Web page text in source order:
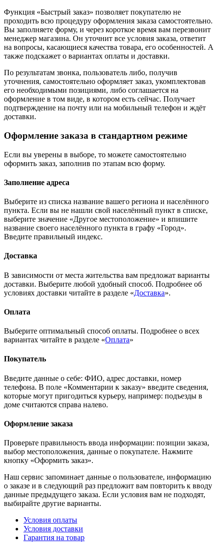
Функция «Быстрый заказ» позволяет покупателю не
проходить всю процедуру оформления заказа самостоятельно.
Вы заполняете форму, и через короткое время вам перезвонит
менеджер магазина. Он уточнит все условия заказа, ответит
на вопросы, касающиеся качества товара, его особенностей. А
также подскажет о вариантах оплаты и доставки.
По результатам звонка, пользователь либо, получив
уточнения, самостоятельно оформляет заказ, укомплектовав
его необходимыми позициями, либо соглашается на
оформление в том виде, в котором есть сейчас. Получает
подтверждение на почту или на мобильный телефон и ждёт
доставки.
Оформление заказа в стандартном режиме
Если вы уверены в выборе, то можете самостоятельно
оформить заказ, заполнив по этапам всю форму.
Заполнение адреса
Выберите из списка название вашего региона и населённого
пункта. Если вы не нашли свой населённый пункт в списке,
выберите значение «Другое местоположение» и впишите
название своего населённого пункта в графу «Город».
Введите правильный индекс.
Доставка
В зависимости от места жительства вам предложат варианты
доставки. Выберите любой удобный способ. Подробнее об
условиях доставки читайте в разделе «Доставка».
Оплата
Выберите оптимальный способ оплаты. Подробнее о всех
вариантах читайте в разделе «Оплата»
Покупатель
Введите данные о себе: ФИО, адрес доставки, номер
телефона. В поле «Комментарии к заказу» введите сведения,
которые могут пригодиться курьеру, например: подъезды в
доме считаются справа налево.
Оформление заказа
Проверьте правильность ввода информации: позиции заказа,
выбор местоположения, данные о покупателе. Нажмите
кнопку «Оформить заказ».
Наш сервис запоминает данные о пользователе, информацию
о заказе и в следующий раз предложит вам повторить к вводу
данные предыдущего заказа. Если условия вам не подходят,
выбирайте другие варианты.
Условия оплаты
Условия доставки
Гарантия на товар